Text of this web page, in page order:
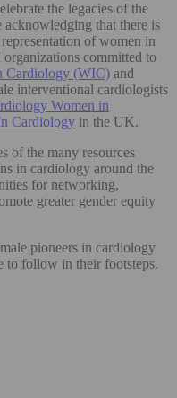
the legacies of the
that there is
of women in
committed to
Cardiology (WIC) and
interventional cardiologists
Women in
Cardiology in the UK.
of the many resources
in cardiology around the
for networking,
greater gender equity
pioneers in cardiology
to follow in their footsteps.